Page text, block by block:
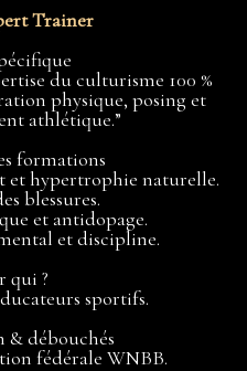
Trainer
du culturisme 100 %
physique, posing et
athlétique.”
formations
et hypertrophie naturelle.
blessures.
et antidopage.
et discipline.
qui ?
sportifs.
& débouchés
fédérale WNBB.